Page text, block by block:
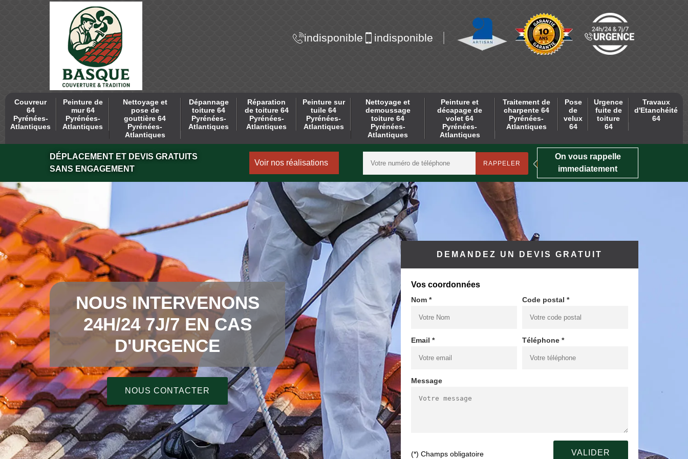
indisponible indisponible
Couvreur
64
Pyrénées-
Atlantiques
Peinture de
mur 64
Pyrénées-
Atlantiques
Nettoyage et
pose de
gouttière 64
Pyrénées-
Atlantiques
Dépannage
toiture 64
Pyrénées-
Atlantiques
Réparation
de toiture 64
Pyrénées-
Atlantiques
Peinture sur
tuile 64
Pyrénées-
Atlantiques
Nettoyage et
demoussage
toiture 64
Pyrénées-
Atlantiques
Peinture et
décapage de
volet 64
Pyrénées-
Atlantiques
Traitement de
charpente 64
Pyrénées-
Atlantiques
Pose
de
velux
64
Urgence
fuite de
toiture
64
Travaux
d'Etanchéité
64
DÉPLACEMENT ET DEVIS GRATUITS
SANS ENGAGEMENT
Voir nos réalisations
On vous rappelle
immediatement
NOUS INTERVENONS
24H/24 7J/7 EN CAS
D'URGENCE
NOUS CONTACTER
DEMANDEZ UN DEVIS GRATUIT
Vos coordonnées
Nom * Code postal *
Email * Téléphone *
Message
(*) Champs obligatoire